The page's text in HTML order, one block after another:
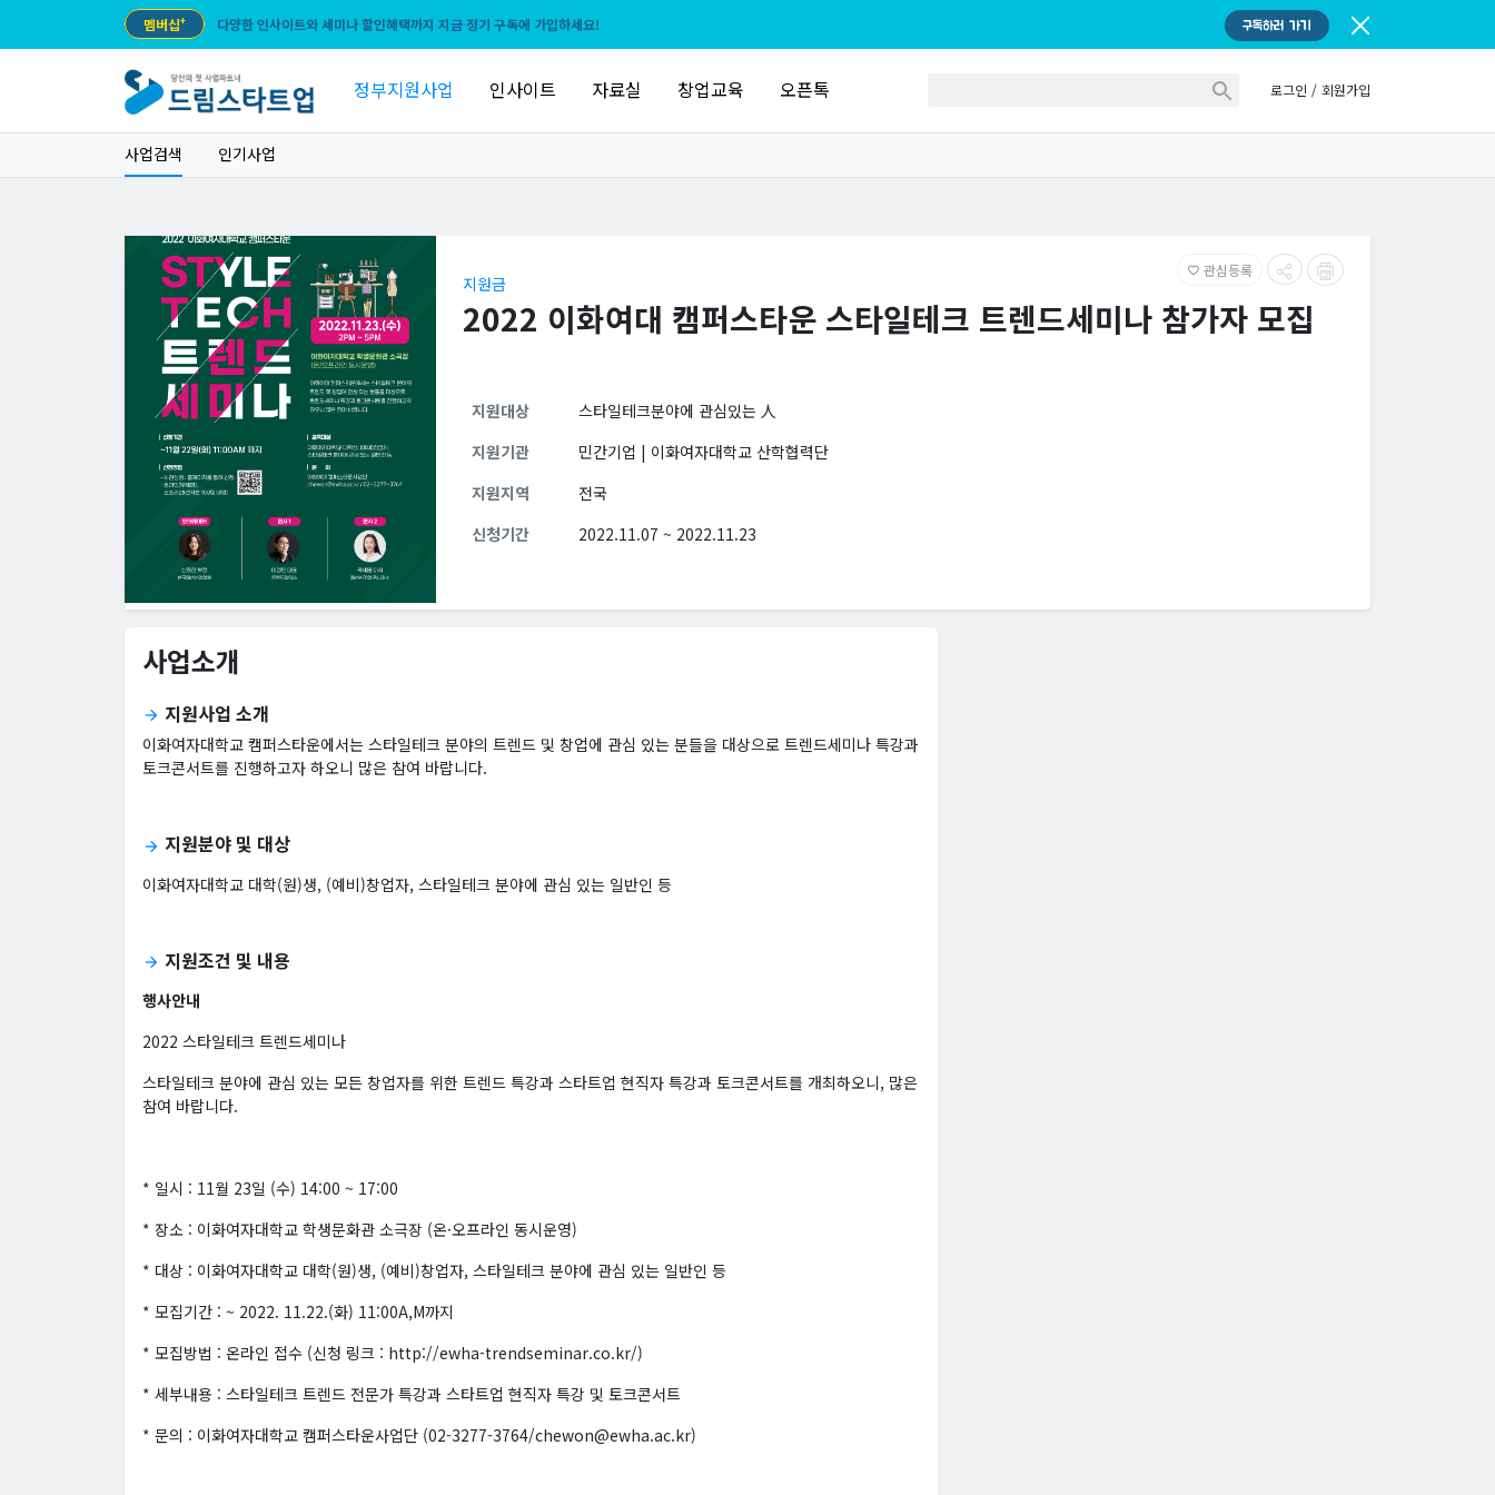
멤버십+ 다양한 인사이트와 세미나 할인혜택까지 지금 정기 구독에 가입하세요! 구독하러 가기
정부지원사업 인사이트 자료실 창업교육 오픈톡 로그인 / 회원가입
사업검색 인기사업
favorite_border 관심등록
지원금
2022 이화여대 캠퍼스타운 스타일테크 트렌드세미나 참가자 모집
지원대상
스타일테크분야에 관심있는 人
지원기관
민간기업 | 이화여자대학교 산학협력단
지원지역
전국
신청기간
2022.11.07 ~ 2022.11.23
사업소개
arrow_forward 지원사업 소개
이화여자대학교 캠퍼스타운에서는 스타일테크 분야의 트렌드 및 창업에 관심 있는 분들을 대상으로 트렌드세미나 특강과
토크콘서트를 진행하고자 하오니 많은 참여 바랍니다.
arrow_forward 지원분야 및 대상
이화여자대학교 대학(원)생, (예비)창업자, 스타일테크 분야에 관심 있는 일반인 등
arrow_forward 지원조건 및 내용
행사안내
2022 스타일테크 트렌드세미나
스타일테크 분야에 관심 있는 모든 창업자를 위한 트렌드 특강과 스타트업 현직자 특강과 토크콘서트를 개최하오니, 많은
참여 바랍니다.
* 일시 : 11월 23일 (수) 14:00 ~ 17:00
* 장소 : 이화여자대학교 학생문화관 소극장 (온·오프라인 동시운영)
* 대상 : 이화여자대학교 대학(원)생, (예비)창업자, 스타일테크 분야에 관심 있는 일반인 등
* 모집기간 : ~ 2022. 11.22.(화) 11:00A,M까지
* 모집방법 : 온라인 접수 (신청 링크 : http://ewha-trendseminar.co.kr/)
* 세부내용 : 스타일테크 트렌드 전문가 특강과 스타트업 현직자 특강 및 토크콘서트
* 문의 : 이화여자대학교 캠퍼스타운사업단 (02-3277-3764/chewon@ewha.ac.kr)